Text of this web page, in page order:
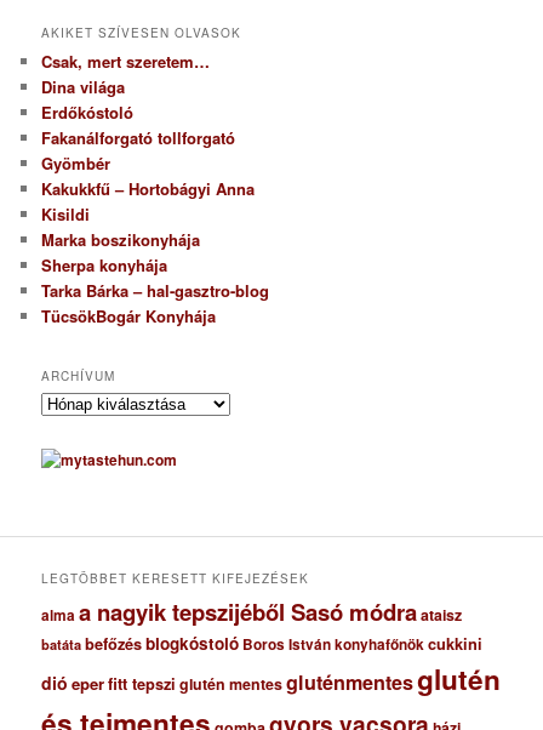
AKIKET SZÍVESEN OLVASOK
Csak, mert szeretem…
Dina világa
Erdőkóstoló
Fakanálforgató tollforgató
Gyömbér
Kakukkfű – Hortobágyi Anna
Kisildi
Marka boszikonyhája
Sherpa konyhája
Tarka Bárka – hal-gasztro-blog
TücsökBogár Konyhája
ARCHÍVUM
A
c
h
u
LEGTÖBBET KERESETT KIFEJEZÉSEK
almaa nagyik tepszijéből Sasó módraataisz
batáta befőzésblogkóstoló Boros István konyhafőnökcukkini
dió eperfitt tepszi glutén mentesgluténmentesglutén